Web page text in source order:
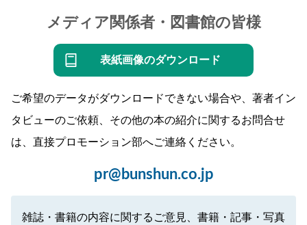
メディア関係者・図書館の皆様
表紙画像のダウンロード
ご希望のデータがダウンロードできない場合や、著者イン
タビューのご依頼、その他の本の紹介に関するお問合せ
は、直接プロモーション部へご連絡ください。
pr@bunshun.co.jp
雑誌・書籍の内容に関するご意見、書籍・記事・写真